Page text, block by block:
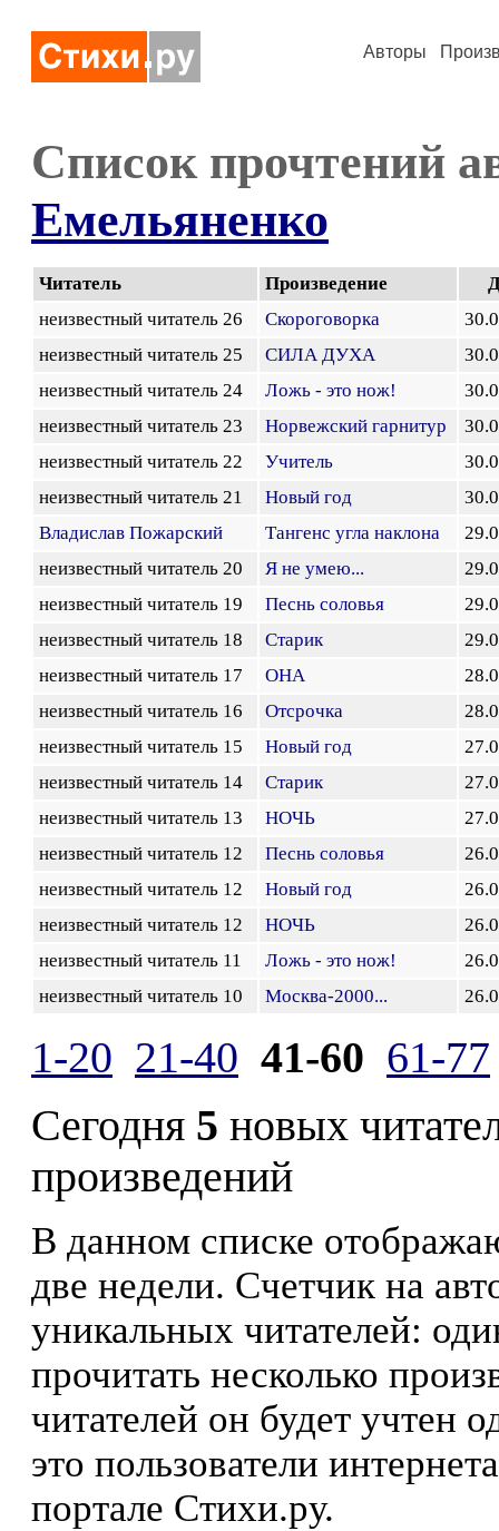
Авторы
Список прочтений
Емельяненко
Читатель Произведение
неизвестный читатель 26
Скороговорка
неизвестный читатель 25
СИЛА ДУХА
неизвестный читатель 24
Ложь - это нож!
неизвестный читатель 23
Норвежский гарнитур
неизвестный читатель 22
Учитель
неизвестный читатель 21
Новый год
Владислав Пожарский
Тангенс угла наклона
неизвестный читатель 20
Я не умею...
неизвестный читатель 19
Песнь соловья
неизвестный читатель 18
Старик
неизвестный читатель 17
ОНА
неизвестный читатель 16
Отсрочка
неизвестный читатель 15
Новый год
неизвестный читатель 14
Старик
неизвестный читатель 13
НОЧЬ
неизвестный читатель 12
Песнь соловья
неизвестный читатель 12
Новый год
неизвестный читатель 12
НОЧЬ
неизвестный читатель 11
Ложь - это нож!
неизвестный читатель 10
Москва-2000...
1-20 21-40 41-60 61-77
Сегодня 5 новых
произведений
В данном списке
две недели. Счетчик на
уникальных читателей:
прочитать несколько
читателей он будет учтен
это пользователи
портале Стихи.ру.